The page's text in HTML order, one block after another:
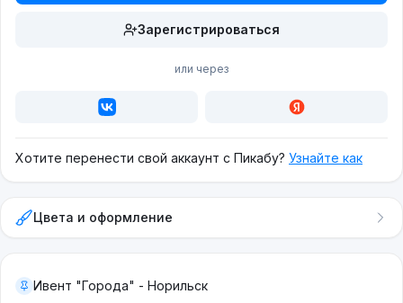
Зарегистрироваться
или через
Хотите перенести свой аккаунт с Пикабу? Узнайте как
Цвета и оформление
Ивент "Города" - Норильск